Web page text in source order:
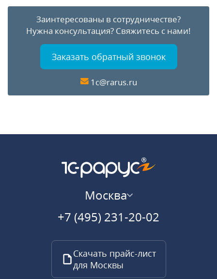
Заинтересованы в сотрудничестве?
Нужна консультация? Свяжитесь с нами!
Заказать обратный звонок
1c@rarus.ru
Москва
+7 (495) 231-20-02
Скачать прайс-лист
для Москвы